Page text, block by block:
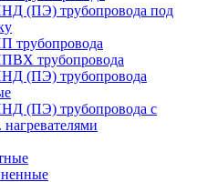
(ПЭ) трубопровода под
трубопровода
трубопровода
(ПЭ) трубопровода
(ПЭ) трубопровода с